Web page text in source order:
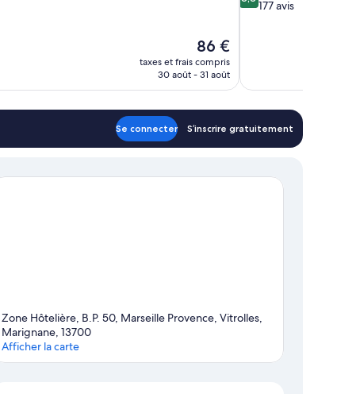
Le
nouveau
prix
86 €
86 €
taxes et frais compris
30 août - 31 août
sur 177 avis
Se connecter S’inscrire gratuitement
Zone Hôtelière, B.P. 50, Marseille Provence, Vitrolles,
Marignane, 13700
Afficher la carte